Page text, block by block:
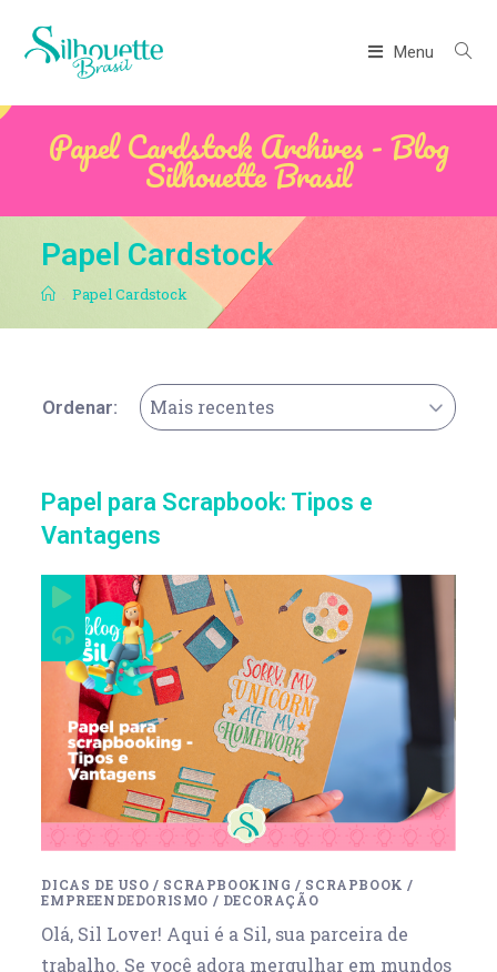
Menu
Papel Cardstock Archives - Blog
Silhouette Brasil
Papel Cardstock
. Papel Cardstock
Ordenar: Mais recentes
Papel para Scrapbook: Tipos e
Vantagens
DICAS DE USO / SCRAPBOOKING / SCRAPBOOK /
EMPREENDEDORISMO / DECORAÇÃO
Olá, Sil Lover! Aqui é a Sil, sua parceira de
trabalho. Se você adora mergulhar em mundos